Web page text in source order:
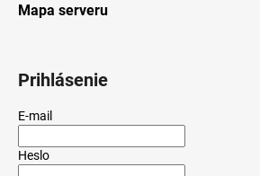
Mapa serveru
Prihlásenie
E-mail
Heslo